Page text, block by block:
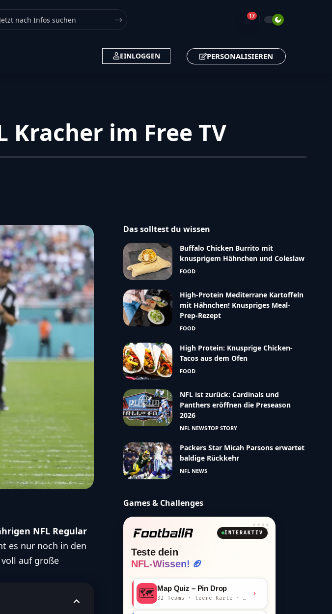
Search 🔔17
EINLOGGEN PERSONALISIEREN
Kracher im Free TV
NFL Regular
es nur noch in den
voll auf große
Das solltest du wissen
Buffalo Chicken Burrito mit
knusprigem Hähnchen und Coleslaw
FOOD
High-Protein Mediterrane Kartoffeln
mit Hähnchen! Knuspriges Meal-
Prep-Rezept
FOOD
High Protein: Knusprige Chicken-
Tacos aus dem Ofen
FOOD
NFL ist zurück: Cardinals und
Panthers eröffnen die Preseason
2026
NFL NEWSTOP STORY
Packers Star Micah Parsons erwartet
baldige Rückkehr
NFL NEWS
Games & Challenges
INTERAKTIV
Teste dein
NFL-Wissen! 🏈
🗺️ Map Quiz – Pin Drop
32 Teams · leere Karte · km-Wertung
›